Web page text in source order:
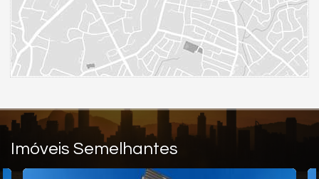
Outdoor Lounge
Horta com especiarias
Pet Place
Mirante
Espaço gourmet com mesa de poker
Terraço com vivência
Imóveis Semelhantes